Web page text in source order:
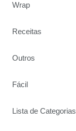
Wrap
Receitas
Outros
Fácil
Lista de Categorias